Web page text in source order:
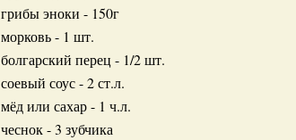
грибы эноки - 150г
морковь - 1 шт.
болгарский перец - 1/2 шт.
соевый соус - 2 ст.л.
мёд или сахар - 1 ч.л.
чеснок - 3 зубчика